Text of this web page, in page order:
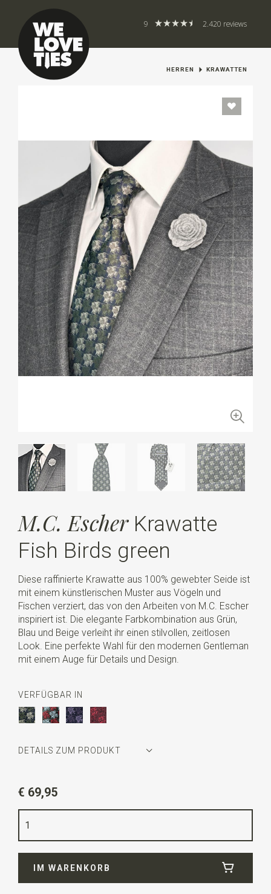
9 2.420 reviews
HERREN KRAWATTEN
M.C. Escher Krawatte
Fish Birds green
Diese raffinierte Krawatte aus 100% gewebter Seide ist
mit einem künstlerischen Muster aus Vögeln und
Fischen verziert, das von den Arbeiten von M.C. Escher
inspiriert ist. Die elegante Farbkombination aus Grün,
Blau und Beige verleiht ihr einen stilvollen, zeitlosen
Look. Eine perfekte Wahl für den modernen Gentleman
mit einem Auge für Details und Design.
VERFÜGBAR IN
DETAILS ZUM PRODUKT
Farbe
Qualität
Länge ca. 153 cm
€ 69,95
IM WARENKORB